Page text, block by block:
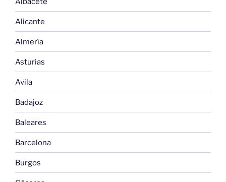
Alicante
Almería
Asturias
Avila
Badajoz
Baleares
Barcelona
Burgos